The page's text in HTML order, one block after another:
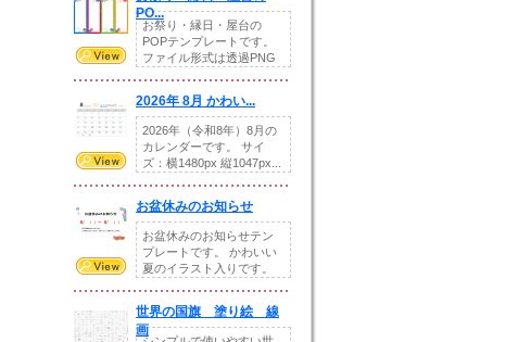
PO...
お祭り・縁日・屋台の
POPテンプレートです。
ファイル形式は透過PNG
2026年 8月 かわい...
2026年（令和8年）8月の
カレンダーです。 サイ
ズ：横1480px 縦1047px...
お盆休みのお知らせ
お盆休みのお知らせテン
プレートです。 かわいい
夏のイラスト入りです。
世界の国旗 塗り絵 線
画